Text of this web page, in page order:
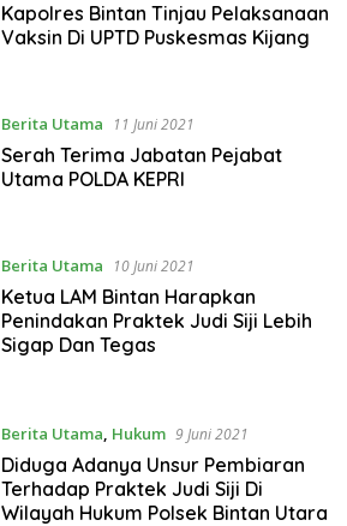
Kapolres Bintan Tinjau Pelaksanaan
Vaksin Di UPTD Puskesmas Kijang
Berita Utama 11 Juni 2021
Serah Terima Jabatan Pejabat
Utama POLDA KEPRI
Berita Utama 10 Juni 2021
Ketua LAM Bintan Harapkan
Penindakan Praktek Judi Siji Lebih
Sigap Dan Tegas
Berita Utama, Hukum 9 Juni 2021
Diduga Adanya Unsur Pembiaran
Terhadap Praktek Judi Siji Di
Wilayah Hukum Polsek Bintan Utara